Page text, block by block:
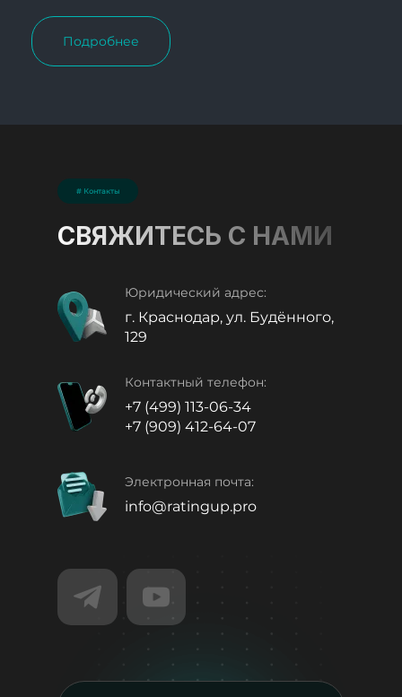
Подробнее
# Контакты
СВЯЖИТЕСЬ С НАМИ
Юридический адрес:
г. Краснодар, ул. Будённого,
129
Контактный телефон:
+7 (499) 113-06-34
+7 (909) 412-64-07
Электронная почта:
info@ratingup.pro